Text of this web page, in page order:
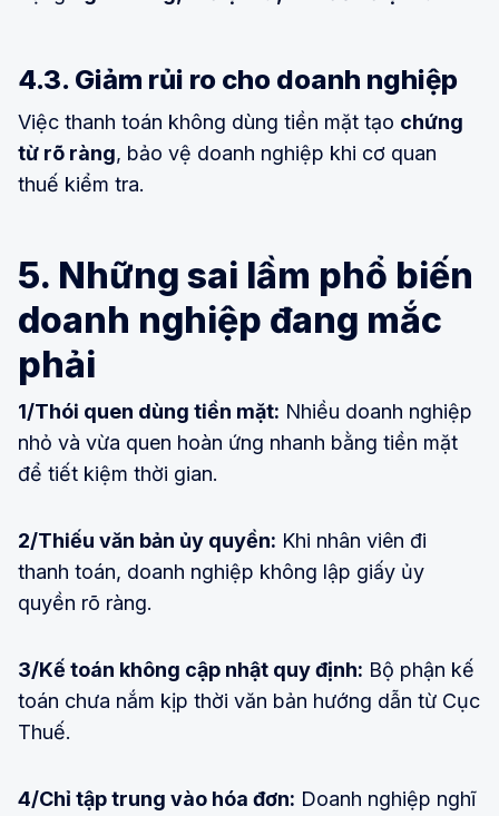
4.3. Giảm rủi ro cho doanh nghiệp
Việc thanh toán không dùng tiền mặt tạo chứng
từ rõ ràng, bảo vệ doanh nghiệp khi cơ quan
thuế kiểm tra.
5. Những sai lầm phổ biến
doanh nghiệp đang mắc
phải
1/Thói quen dùng tiền mặt: Nhiều doanh nghiệp
nhỏ và vừa quen hoàn ứng nhanh bằng tiền mặt
để tiết kiệm thời gian.
2/Thiếu văn bản ủy quyền: Khi nhân viên đi
thanh toán, doanh nghiệp không lập giấy ủy
quyền rõ ràng.
3/Kế toán không cập nhật quy định: Bộ phận kế
toán chưa nắm kịp thời văn bản hướng dẫn từ Cục
Thuế.
4/Chỉ tập trung vào hóa đơn: Doanh nghiệp nghĩ